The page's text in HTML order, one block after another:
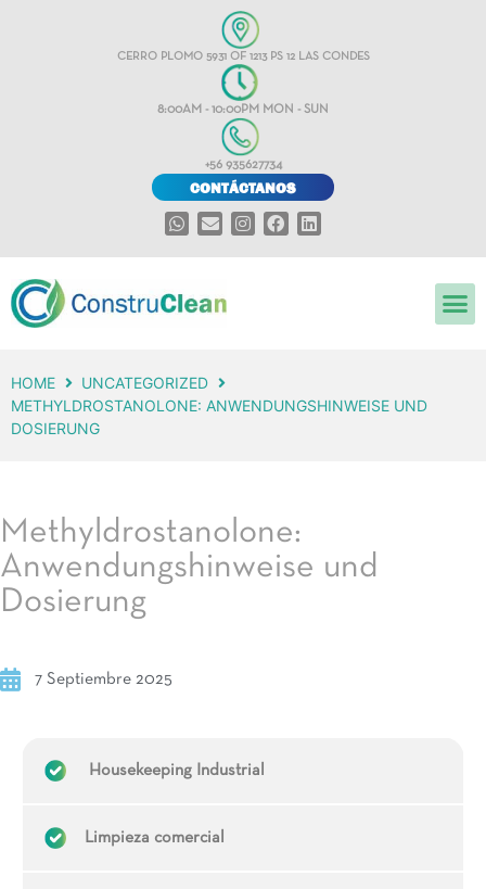
CERRO PLOMO 5931 OF 1213 PS 12 LAS CONDES
8:00AM - 10:00PM MON - SUN
+56 935627734
CONTÁCTANOS
HOME
UNCATEGORIZED
METHYLDROSTANOLONE: ANWENDUNGSHINWEISE UND
DOSIERUNG
Methyldrostanolone:
Anwendungshinweise und
Dosierung
7 Septiembre 2025
Housekeeping Industrial
Limpieza comercial